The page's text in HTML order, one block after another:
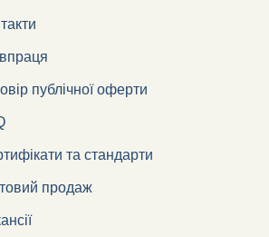
публічної оферти
та стандарти
продаж